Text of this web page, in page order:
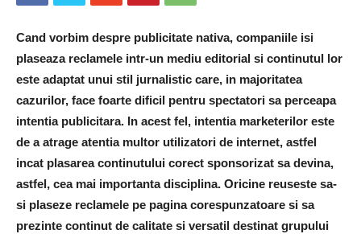
Cand vorbim despre publicitate nativa, companiile isi
plaseaza reclamele intr-un mediu editorial si continutul lor
este adaptat unui stil jurnalistic care, in majoritatea
cazurilor, face foarte dificil pentru spectatori sa perceapa
intentia publicitara. In acest fel, intentia marketerilor este
de a atrage atentia multor utilizatori de internet, astfel
incat plasarea continutului corect sponsorizat sa devina,
astfel, cea mai importanta disciplina. Oricine reuseste sa-
si plaseze reclamele pe pagina corespunzatoare si sa
prezinte continut de calitate si versatil destinat grupului